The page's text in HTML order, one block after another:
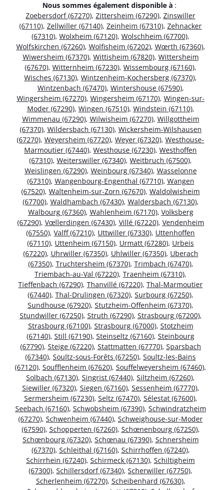
Nous sommes également disponible à :
Zoebersdorf (67270), Zittersheim (67290), Zinswiller
(67110), Zellwiller (67140), Zeinheim (67310), Zehnacker
(67310), Wolxheim (67120), Wolschheim (67700),
Wolfskirchen (67260), Wolfisheim (67202), Wœrth (67360),
Wiwersheim (67370), Wittisheim (67820), Wittersheim
(67670), Witternheim (67230), Wissembourg (67160),
Wisches (67130), Wintzenheim-Kochersberg (67370),
Wintzenbach (67470), Wintershouse (67590),
Wingersheim (67270), Wingersheim (67170), Wingen-sur-
Moder (67290), Wingen (67510), Windstein (67110),
Wimmenau (67290), Wilwisheim (67270), Willgottheim
(67370), Wildersbach (67130), Wickersheim-Wilshausen
(67270), Weyersheim (67720), Weyer (67320), Westhouse-
Marmoutier (67440), Westhouse (67230), Westhoffen
(67310), Weiterswiller (67340), Weitbruch (67500),
Weislingen (67290), Weinbourg (67340), Wasselonne
(67310), Wangenbourg-Engenthal (67710), Wangen
(67520), Waltenheim-sur-Zorn (67670), Waldolwisheim
(67700), Waldhambach (67430), Waldersbach (67130),
Walbourg (67360), Wahlenheim (67170), Volksberg
(67290), Vœllerdingen (67430), Villé (67220), Vendenheim
(67550), Valff (67210), Uttwiller (67330), Uttenhoffen
(67110), Uttenheim (67150), Urmatt (67280), Urbeis
(67220), Uhrwiller (67350), Uhlwiller (67350), Uberach
(67350), Truchtersheim (67370), Trimbach (67470),
Triembach-au-Val (67220), Traenheim (67310),
Tieffenbach (67290), Thanvillé (67220), Thal-Marmoutier
(67440), Thal-Drulingen (67320), Surbourg (67250),
Sundhouse (67920), Stutzheim-Offenheim (67370),
Stundwiller (67250), Struth (67290), Strasbourg (67200),
Strasbourg (67100), Strasbourg (67000), Stotzheim
(67140), Still (67190), Steinseltz (67160), Steinbourg
(67790), Steige (67220), Stattmatten (67770), Sparsbach
(67340), Soultz-sous-Forêts (67250), Soultz-les-Bains
(67120), Soufflenheim (67620), Souffelweyersheim (67460),
Solbach (67130), Singrist (67440), Siltzheim (67260),
Siewiller (67320), Siegen (67160), Sessenheim (67770),
Sermersheim (67230), Seltz (67470), Sélestat (67600),
Seebach (67160), Schwobsheim (67390), Schwindratzheim
(67270), Schwenheim (67440), Schweighouse-sur-Moder
(67590), Schopperten (67260), Schœnenbourg (67250),
Schœnbourg (67320), Schœnau (67390), Schnersheim
(67370), Schleithal (67160), Schirrhoffen (67240),
Schirrhein (67240), Schirmeck (67130), Schiltigheim
(67300), Schillersdorf (67340), Scherwiller (67750),
Scherlenheim (67270), Scheibenhard (67630),